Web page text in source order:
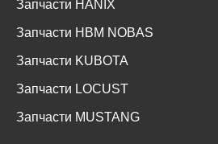
Запчасти HANIX
Запчасти HBM NOBAS
Запчасти KUBOTA
Запчасти LOCUST
Запчасти MUSTANG